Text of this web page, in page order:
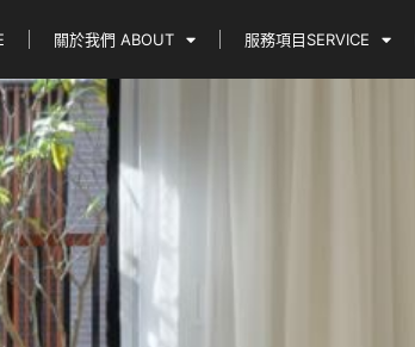
關於我們 ABOUT 服務項目SERVICE